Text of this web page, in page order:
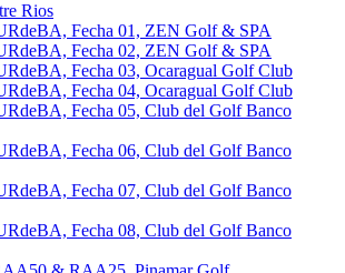
Rios
Fecha 01, ZEN Golf & SPA
Fecha 02, ZEN Golf & SPA
Fecha 03, Ocaragual Golf Club
Fecha 04, Ocaragual Golf Club
Fecha 05, Club del Golf Banco
Fecha 06, Club del Golf Banco
Fecha 07, Club del Golf Banco
Fecha 08, Club del Golf Banco